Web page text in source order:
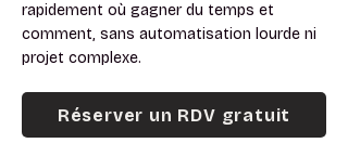
rapidement où gagner du temps et
comment, sans automatisation lourde ni
projet complexe.
Réserver un RDV gratuit